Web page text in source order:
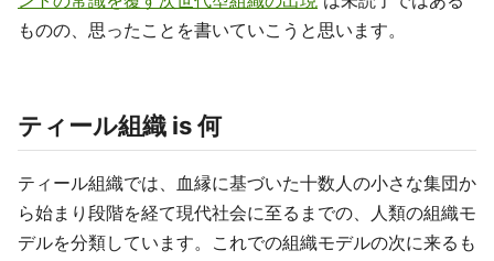
ものの、思ったことを書いていこうと思います。
ティール組織 is 何
ティール組織では、血縁に基づいた十数人の小さな集団か
ら始まり段階を経て現代社会に至るまでの、人類の組織モ
デルを分類しています。これでの組織モデルの次に来るも